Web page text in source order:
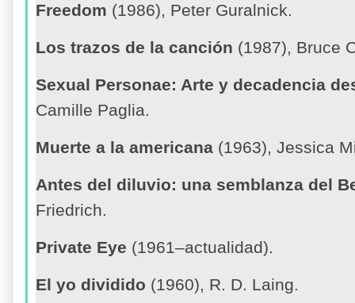
Freedom (1986), Peter Guralnick.
Los trazos de la canción (1987), Bruce
Sexual Personae: Arte y decadencia
Camille Paglia.
Muerte a la americana (1963), Jessica
Antes del diluvio: una semblanza del
Friedrich.
Private Eye (1961–actualidad).
El yo dividido (1960), R. D. Laing.